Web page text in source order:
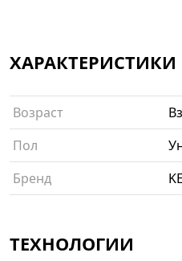
ХАРАКТЕРИСТИКИ
Возраст
Пол
Бренд
ТЕХНОЛОГИИ